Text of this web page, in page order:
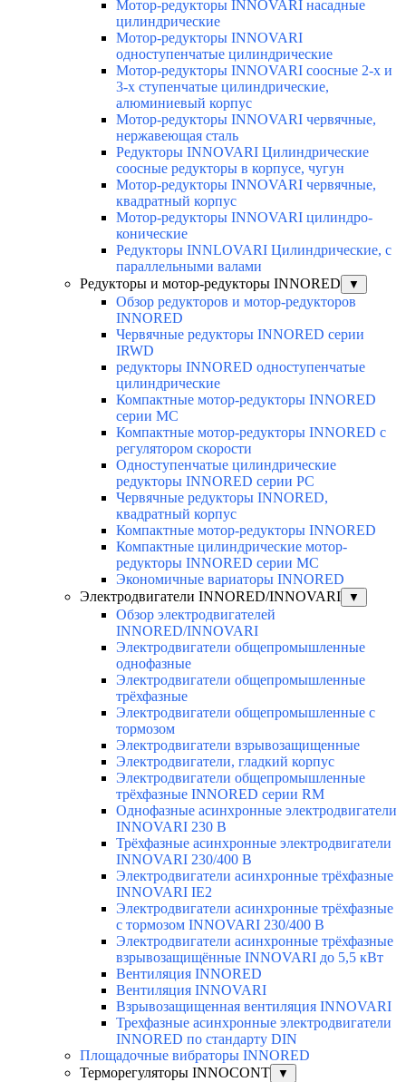
Мотор-редукторы INNOVARI насадные
цилиндрические
Мотор-редукторы INNOVARI
одноступенчатые цилиндрические
Мотор-редукторы INNOVARI соосные 2-х и
3-х ступенчатые цилиндрические,
алюминиевый корпус
Мотор-редукторы INNOVARI червячные,
нержавеющая сталь
Редукторы INNOVARI Цилиндрические
соосные редукторы в корпусе, чугун
Мотор-редукторы INNOVARI червячные,
квадратный корпус
Мотор-редукторы INNOVARI цилиндро-
конические
Редукторы INNLOVARI Цилиндрические, с
параллельными валами
Редукторы и мотор-редукторы INNORED
▼
Обзор редукторов и мотор-редукторов
INNORED
Червячные редукторы INNORED серии
IRWD
редукторы INNORED одноступенчатые
цилиндрические
Компактные мотор-редукторы INNORED
серии MC
Компактные мотор-редукторы INNORED с
регулятором скорости
Одноступенчатые цилиндрические
редукторы INNORED серии PC
Червячные редукторы INNORED,
квадратный корпус
Компактные мотор-редукторы INNORED
Компактные цилиндрические мотор-
редукторы INNORED серии MC
Экономичные вариаторы INNORED
Электродвигатели INNORED/INNOVARI
▼
Обзор электродвигателей
INNORED/INNOVARI
Электродвигатели общепромышленные
однофазные
Электродвигатели общепромышленные
трёхфазные
Электродвигатели общепромышленные с
тормозом
Электродвигатели взрывозащищенные
Электродвигатели, гладкий корпус
Электродвигатели общепромышленные
трёхфазные INNORED серии RM
Однофазные асинхронные электродвигатели
INNOVARI 230 В
Трёхфазные асинхронные электродвигатели
INNOVARI 230/400 В
Электродвигатели асинхронные трёхфазные
INNOVARI IE2
Электродвигатели асинхронные трёхфазные
с тормозом INNOVARI 230/400 В
Электродвигатели асинхронные трёхфазные
взрывозащищённые INNOVARI до 5,5 кВт
Вентиляция INNORED
Вентиляция INNOVARI
Взрывозащищенная вентиляция INNOVARI
Трехфазные асинхронные электродвигатели
INNORED по стандарту DIN
Площадочные вибраторы INNORED
Терморегуляторы INNOCONT
▼